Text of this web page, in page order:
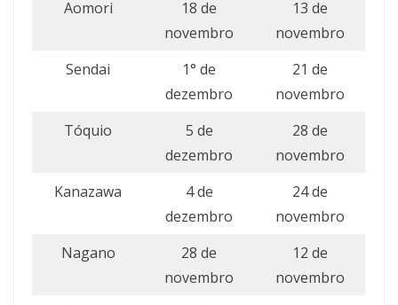
Aomori
18 de
novembro
13 de
novembro
Sendai
1° de
dezembro
21 de
novembro
Tóquio
5 de
dezembro
28 de
novembro
Kanazawa
4 de
dezembro
24 de
novembro
Nagano
28 de
novembro
12 de
novembro